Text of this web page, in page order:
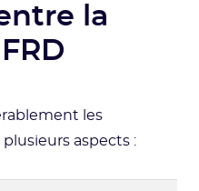
la
les
aspects :